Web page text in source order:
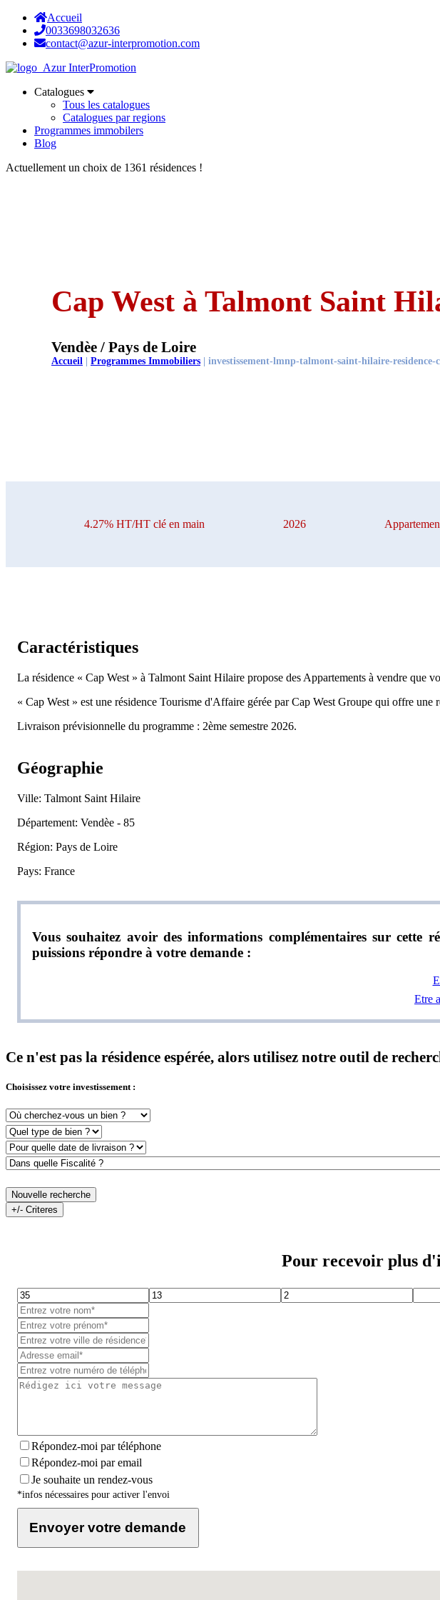
Accueil
0033698032636
contact@azur-interpromotion.com
Catalogues
Tous les catalogues
Catalogues par regions
Programmes immobilers
Blog
Actuellement un choix de 1361 résidences !
Cap West à Talmont Saint
Vendèe / Pays de Loire
Accueil | Programmes Immobiliers | investissement-lmnp-talmont-saint-hilaire-residence-
4.27% HT/HT clé en main 2026
Caractéristiques
La résidence « Cap West » à Talmont Saint Hilaire propose des Appartements à vendre que
« Cap West » est une résidence Tourisme d'Affaire gérée par Cap West Groupe qui offre
Livraison prévisionnelle du programme : 2ème semestre 2026.
Géographie
Ville: Talmont Saint Hilaire
Département: Vendèe - 85
Région: Pays de Loire
Pays: France
Vous souhaitez avoir des informations complémentaires sur cette
puissions répondre à votre demande :
Etre
Ce n'est pas la résidence espérée, alors utilisez notre outil de
Choisissez votre investissement :
Nouvelle recherche
+/- Criteres
Pour recevoir plus
Répondez-moi par téléphone
Répondez-moi par email
Je souhaite un rendez-vous
*infos nécessaires pour activer l'envoi
Envoyer votre demande